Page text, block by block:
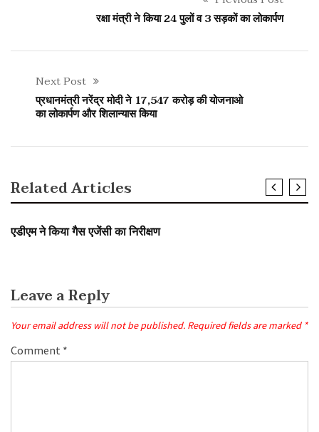
रक्षा मंत्री ने किया 24 पुलों व 3 सड़कों का लोकार्पण
Next Post
प्रधानमंत्री नरेंद्र मोदी ने 17,547 करोड़ की योजनाओ
का लोकार्पण और शिलान्यास किया
Related Articles
एडीएम ने किया गैस एजेंसी का निरीक्षण
Leave a Reply
Your email address will not be published. Required fields are marked *
Comment *